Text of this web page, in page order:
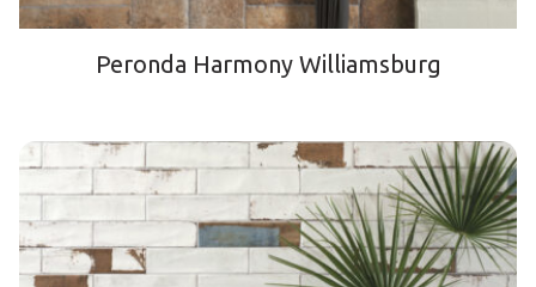
Peronda Harmony Williamsburg